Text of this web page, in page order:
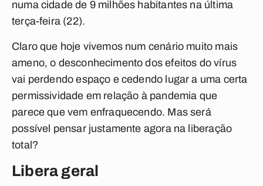
numa cidade de 9 milhões habitantes na última
terça-feira (22).
Claro que hoje vivemos num cenário muito mais
ameno, o desconhecimento dos efeitos do vírus
vai perdendo espaço e cedendo lugar a uma certa
permissividade em relação à pandemia que
parece que vem enfraquecendo. Mas será
possível pensar justamente agora na liberação
total?
Libera geral